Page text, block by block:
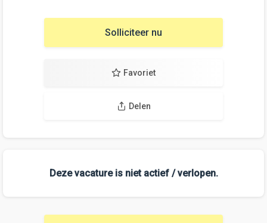
Solliciteer nu
Favoriet
Delen
Deze vacature is niet actief / verlopen.